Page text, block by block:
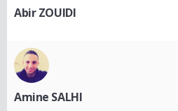
Abir ZOUIDI
Amine SALHI